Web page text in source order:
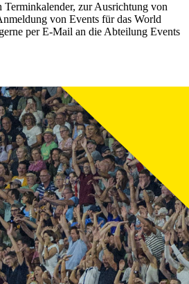
Terminkalender, zur Ausrichtung von
von Events für das World
per E-Mail an die Abteilung Events